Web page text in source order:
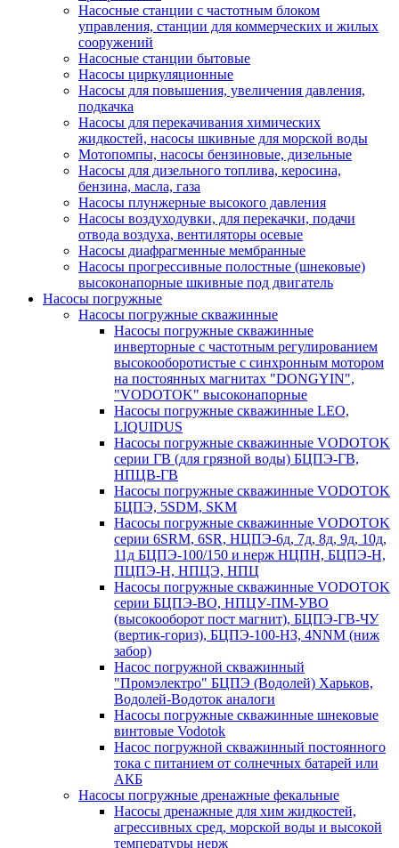
Насосные станции с частотным блоком
управления, станции для коммерческих и жилых
сооружений
Насосные станции бытовые
Насосы циркуляционные
Насосы для повышения, увеличения давления,
подкачка
Насосы для перекачивания химических
жидкостей, насосы шкивные для морской воды
Мотопомпы, насосы бензиновые, дизельные
Насосы для дизельного топлива, керосина,
бензина, масла, газа
Насосы плунжерные высокого давления
Насосы воздуходувки, для перекачки, подачи
отвода воздуха, вентиляторы осевые
Насосы диафрагменные мембранные
Насосы прогрессивные полостные (шнековые)
высоконапорные шкивные под двигатель
Насосы погружные
Насосы погружные скважинные
Насосы погружные скважинные
инверторные с частотным регулированием
высокооборотистые с синхронным мотором
на постоянных магнитах "DONGYIN",
"VODOTOK" высоконапорные
Насосы погружные скважинные LEO,
LIQUIDUS
Насосы погружные скважинные VODOTOK
серии ГВ (для грязной воды) БЦПЭ-ГВ,
НПЦВ-ГВ
Насосы погружные скважинные VODOTOK
БЦПЭ, 5SDM, SKM
Насосы погружные скважинные VODOTOK
серии 6SRM, 6SR, НЦПЭ-6д, 7д, 8д, 9д, 10д,
11д БЦПЭ-100/150 и нерж НЦПН, БЦПЭ-Н,
ПЦПЭ-Н, НПЦЭ, НПЦ
Насосы погружные скважинные VODOTOK
серии БЦПЭ-ВО, НПЦУ-ПМ-УВО
(высокооборот пост магнит), БЦПЭ-ГВ-ЧУ
(вертик-гориз), БЦПЭ-100-НЗ, 4NNM (ниж
забор)
Насос погружной скважинный
"Промэлектро" БЦПЭ (Водолей) Харьков,
Водолей-Водоток аналоги
Насосы погружные скважинные шнековые
винтовые Vodotok
Насос погружной скважинный постоянного
тока с питанием от солнечных батарей или
АКБ
Насосы погружные дренажные фекальные
Насосы дренажные для хим жидкостей,
агрессивных сред, морской воды и высокой
температуры нерж